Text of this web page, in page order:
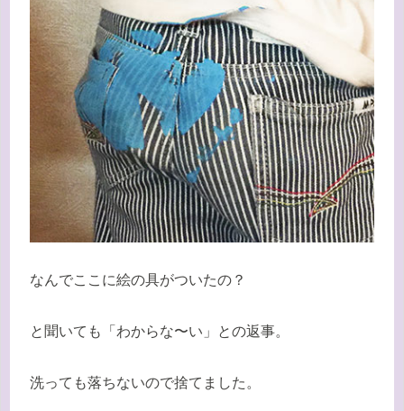
なんでここに絵の具がついたの？
と聞いても「わからな〜い」との返事。
洗っても落ちないので捨てました。